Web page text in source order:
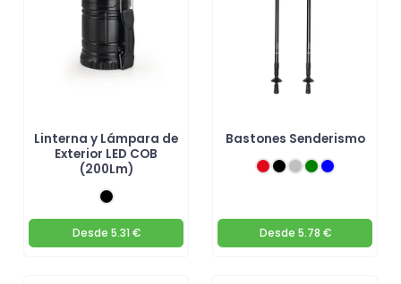
Linterna y Lámpara de
Exterior LED COB
(200Lm)
Desde 5.31 €
Bastones Senderismo
Desde 5.78 €